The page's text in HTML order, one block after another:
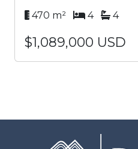
470 m²
4 4
$1,089,000 USD